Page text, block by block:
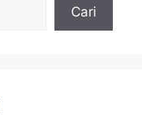
Cari